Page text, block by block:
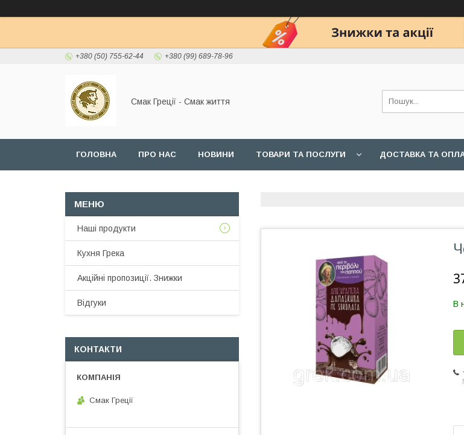
+380 (50) 755-62-44 +380 (99) 689-78-96
Смак Греції - Смак життя
ГОЛОВНА ПРО НАС НОВИНИ ТОВАРИ ТА ПОСЛУГИ ДОСТАВКА ТА
В
Наші продукти
Кухня Грека
Акційні пропозиції. Знижки
Відгуки
КОНТАКТИ
Смак Греції